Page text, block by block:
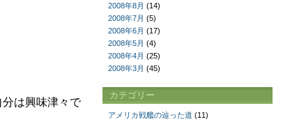
は興味津々で
2008年8月 (14)
2008年7月 (5)
2008年6月 (17)
2008年5月 (4)
2008年4月 (25)
2008年3月 (45)
カテゴリー
アメリカ戦艦の辿った道 (11)